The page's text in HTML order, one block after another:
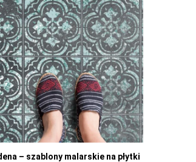
– szablony malarskie na płytki